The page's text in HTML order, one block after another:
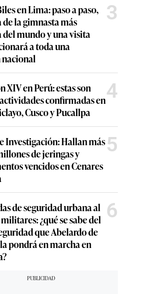
en Lima: paso a paso,
de la gimnasta más
del mundo y una visita
a toda una
3
XIV en Perú: estas son
confirmadas en
Cusco y Pucallpa
4
Investigación: Hallan más
de jeringas y
vencidos en Cenares
5
de seguridad urbana al
¿qué se sabe del
que Abelardo de
pondrá en marcha en
6